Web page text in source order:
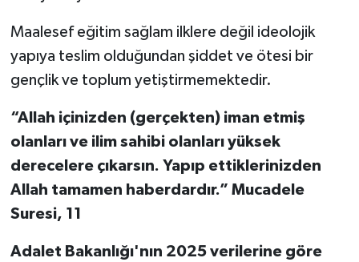
Maalesef eğitim sağlam ilklere değil ideolojik
yapıya teslim olduğundan şiddet ve ötesi bir
gençlik ve toplum yetiştirmemektedir.
“Allah içinizden (gerçekten) iman etmiş
olanları ve ilim sahibi olanları yüksek
derecelere çıkarsın. Yapıp ettiklerinizden
Allah tamamen haberdardır.” Mucadele
Suresi, 11
Adalet Bakanlığı'nın 2025 verilerine göre